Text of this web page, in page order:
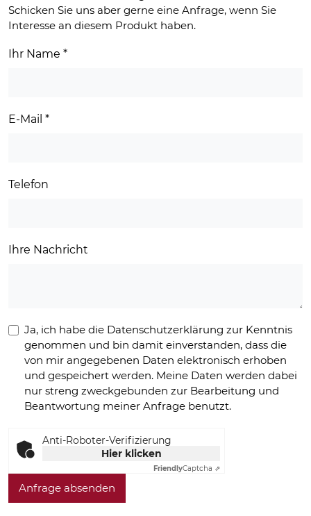
Schicken Sie uns aber gerne eine Anfrage, wenn Sie
Interesse an diesem Produkt haben.
Ihr Name *
E-Mail *
Telefon
Ihre Nachricht
Ja, ich habe die Datenschutzerklärung zur Kenntnis
genommen und bin damit einverstanden, dass die
von mir angegebenen Daten elektronisch erhoben
und gespeichert werden. Meine Daten werden dabei
nur streng zweckgebunden zur Bearbeitung und
Beantwortung meiner Anfrage benutzt.
Anti-Roboter-Verifizierung
Hier klicken
FriendlyCaptcha ⇗
Anfrage absenden